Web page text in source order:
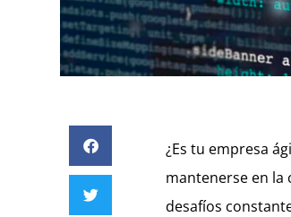
¿Es tu empresa
mantenerse en la
desafíos